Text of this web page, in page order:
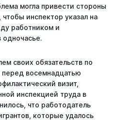
могла привести стороны
инспектор указал на
работником и
одночасье.
своих обязательств по
восемнадцатью
визит,
инспекцией труда в
что работодатель
которые удалось